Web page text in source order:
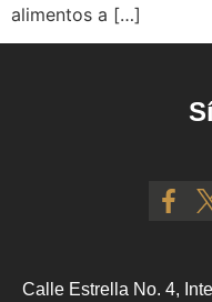
alimentos a […]
Calle Estrella No. 4,